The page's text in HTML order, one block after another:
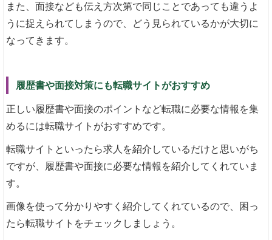
また、面接なども伝え方次第で同じことであっても違うよ
うに捉えられてしまうので、どう見られているかが大切に
なってきます。
履歴書や面接対策にも転職サイトがおすすめ
正しい履歴書や面接のポイントなど転職に必要な情報を集
めるには転職サイトがおすすめです。
転職サイトといったら求人を紹介しているだけと思いがち
ですが、履歴書や面接に必要な情報を紹介してくれていま
す。
画像を使って分かりやすく紹介してくれているので、困っ
たら転職サイトをチェックしましょう。